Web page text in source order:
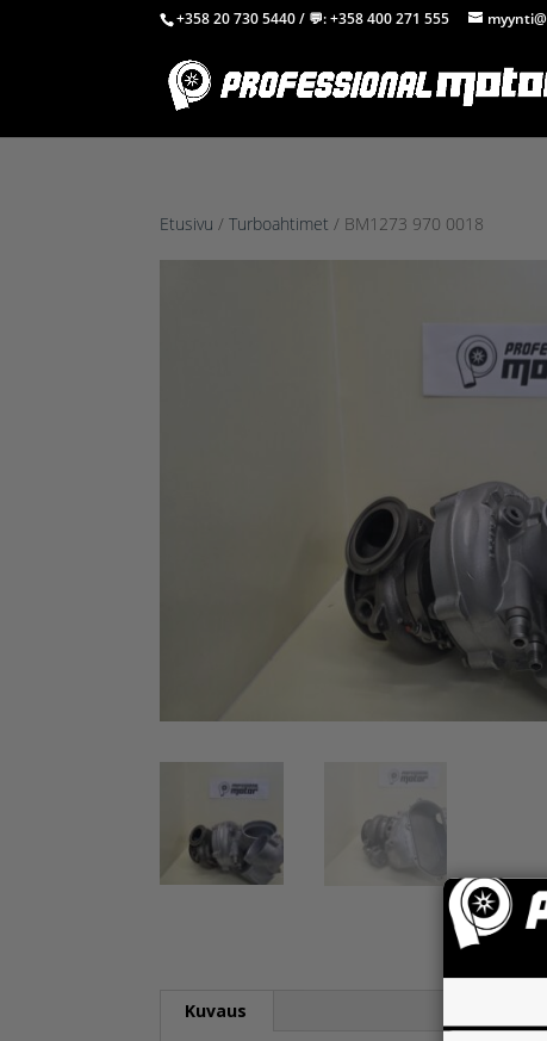
+358 20 730 5440/ 💬:+358 400 271 555
Etusivu /Turboahtimet / BM1273 970 0018
Kuvaus